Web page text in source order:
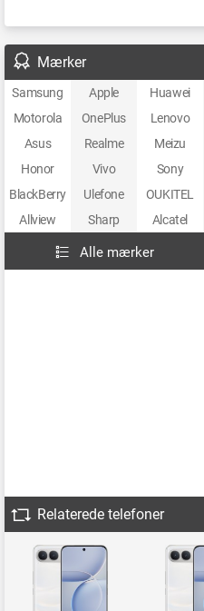
Mærker
Samsung Apple Huawei
Motorola
OnePlus Lenovo
Asus
Realme Meizu
Honor
Vivo Sony
BlackBerry
Ulefone OUKITEL
Allview
Sharp Alcatel
Alle mærker
Relaterede telefoner